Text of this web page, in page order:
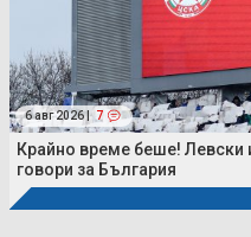
6 авг 2026 | 7
Крайно време беше! Левски
говори за България